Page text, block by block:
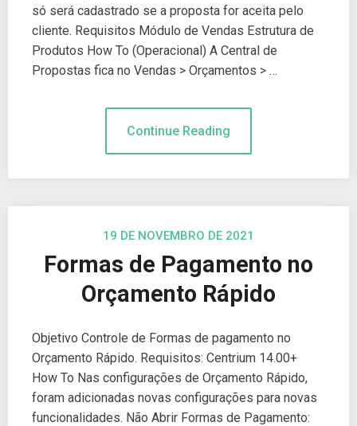
só será cadastrado se a proposta for aceita pelo
cliente. Requisitos Módulo de Vendas Estrutura de
Produtos How To (Operacional) A Central de
Propostas fica no Vendas > Orçamentos > …
Continue Reading
19 DE NOVEMBRO DE 2021
Formas de Pagamento no
Orçamento Rápido
Objetivo Controle de Formas de pagamento no
Orçamento Rápido. Requisitos: Centrium 14.00+
How To Nas configurações de Orçamento Rápido,
foram adicionadas novas configurações para novas
funcionalidades. Não Abrir Formas de Pagamento: